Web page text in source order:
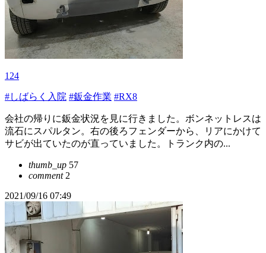
124
#しばらく入院 #鈑金作業 #RX8
会社の帰りに鈑金状況を見に行きました。ボンネットレスは
流石にスパルタン。右の後ろフェンダーから、リアにかけて
サビが出ていたのが直っていました。トランク内の...
thumb_up 57
comment2
2021/09/16 07:49